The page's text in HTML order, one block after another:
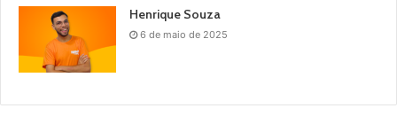
Henrique Souza
6 de maio de 2025